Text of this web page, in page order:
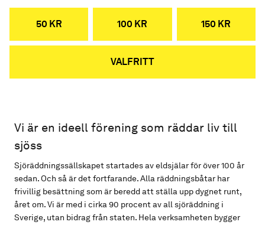
50 KR 100 KR 150 KR
VALFRITT
Vi är en ideell förening som räddar liv till
sjöss
Sjöräddningssällskapet startades av eldsjälar för över 100 år
sedan. Och så är det fortfarande. Alla räddningsbåtar har
frivillig besättning som är beredd att ställa upp dygnet runt,
året om. Vi är med i cirka 90 procent av all sjöräddning i
Sverige, utan bidrag från staten. Hela verksamheten bygger